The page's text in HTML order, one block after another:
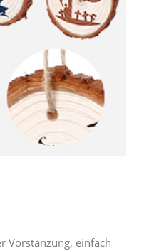
Vorstanzung, einfach